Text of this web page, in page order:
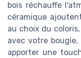
bois réchauffe
céramique
au choix du
avec votre
apporter une